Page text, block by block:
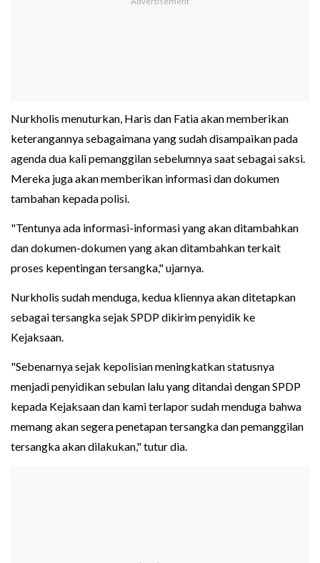
Nurkholis menuturkan, Haris dan Fatia akan memberikan
keterangannya sebagaimana yang sudah disampaikan pada
agenda dua kali pemanggilan sebelumnya saat sebagai saksi.
Mereka juga akan memberikan informasi dan dokumen
tambahan kepada polisi.
"Tentunya ada informasi-informasi yang akan ditambahkan
dan dokumen-dokumen yang akan ditambahkan terkait
proses kepentingan tersangka," ujarnya.
Nurkholis sudah menduga, kedua kliennya akan ditetapkan
sebagai tersangka sejak SPDP dikirim penyidik ke
Kejaksaan.
"Sebenarnya sejak kepolisian meningkatkan statusnya
menjadi penyidikan sebulan lalu yang ditandai dengan SPDP
kepada Kejaksaan dan kami terlapor sudah menduga bahwa
memang akan segera penetapan tersangka dan pemanggilan
tersangka akan dilakukan," tutur dia.